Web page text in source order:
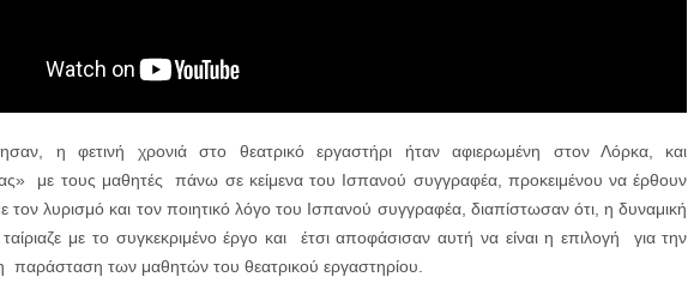
η φετινή χρονιά στο θεατρικό εργαστήρι ήταν αφιερωμένη στον Λόρκα, και
με τους μαθητές πάνω σε κείμενα του Ισπανού συγγραφέα, προκειμένου να έρθουν
λυρισμό και τον ποιητικό λόγο του Ισπανού συγγραφέα, διαπίστωσαν ότι, η δυναμική
με το συγκεκριμένο έργο και έτσι αποφάσισαν αυτή να είναι η επιλογή για την
παράσταση των μαθητών του θεατρικού εργαστηρίου.